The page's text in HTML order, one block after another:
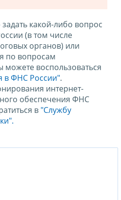
какой-либо вопрос
(в том числе
органов) или
по вопросам
воспользоваться
в ФНС России".
интернет-
обеспечения ФНС
в "Службу